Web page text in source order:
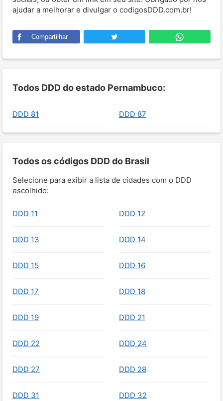
ajudar a melhorar e divulgar o codigosDDD.com.br!
Compartilhar
Todos DDD do estado Pernambuco:
DDD 81 DDD 87
Todos os códigos DDD do Brasil
Selecione para exibir a lista de cidades com o DDD
escolhido:
DDD 11 DDD 12
DDD 13 DDD 14
DDD 15 DDD 16
DDD 17 DDD 18
DDD 19 DDD 21
DDD 22 DDD 24
DDD 27 DDD 28
DDD 31 DDD 32